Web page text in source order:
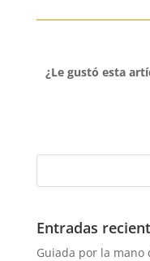
¿Le gustó esta
Entradas
Guiada por la mano